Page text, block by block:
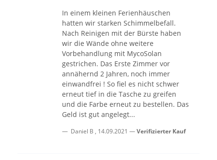
In einem kleinen Ferienhäuschen
hatten wir starken Schimmelbefall.
Nach Reinigen mit der Bürste haben
wir die Wände ohne weitere
Vorbehandlung mit MycoSolan
gestrichen. Das Erste Zimmer vor
annähernd 2 Jahren, noch immer
einwandfrei ! So fiel es nicht schwer
erneut tief in die Tasche zu greifen
und die Farbe erneut zu bestellen. Das
Geld ist gut angelegt...
Daniel B , 14.09.2021 Verifizierter Kauf